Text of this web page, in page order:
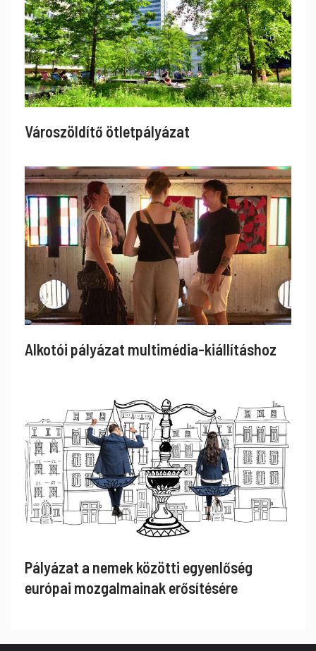
Városzöldítő ötletpályázat
Alkotói pályázat multimédia-kiállításhoz
Pályázat a nemek közötti egyenlőség
európai mozgalmainak erősítésére